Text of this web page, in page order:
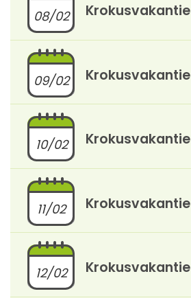
08/02 Krokusvakantie
09/02 Krokusvakantie
10/02 Krokusvakantie
11/02 Krokusvakantie
12/02 Krokusvakantie